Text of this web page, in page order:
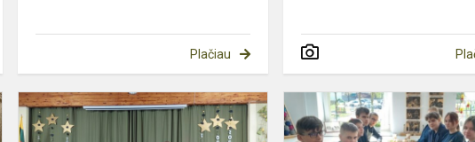
Plačiau
,,Sveikatiados“ programos
rezultatų
Mokyklos
šauniausieji